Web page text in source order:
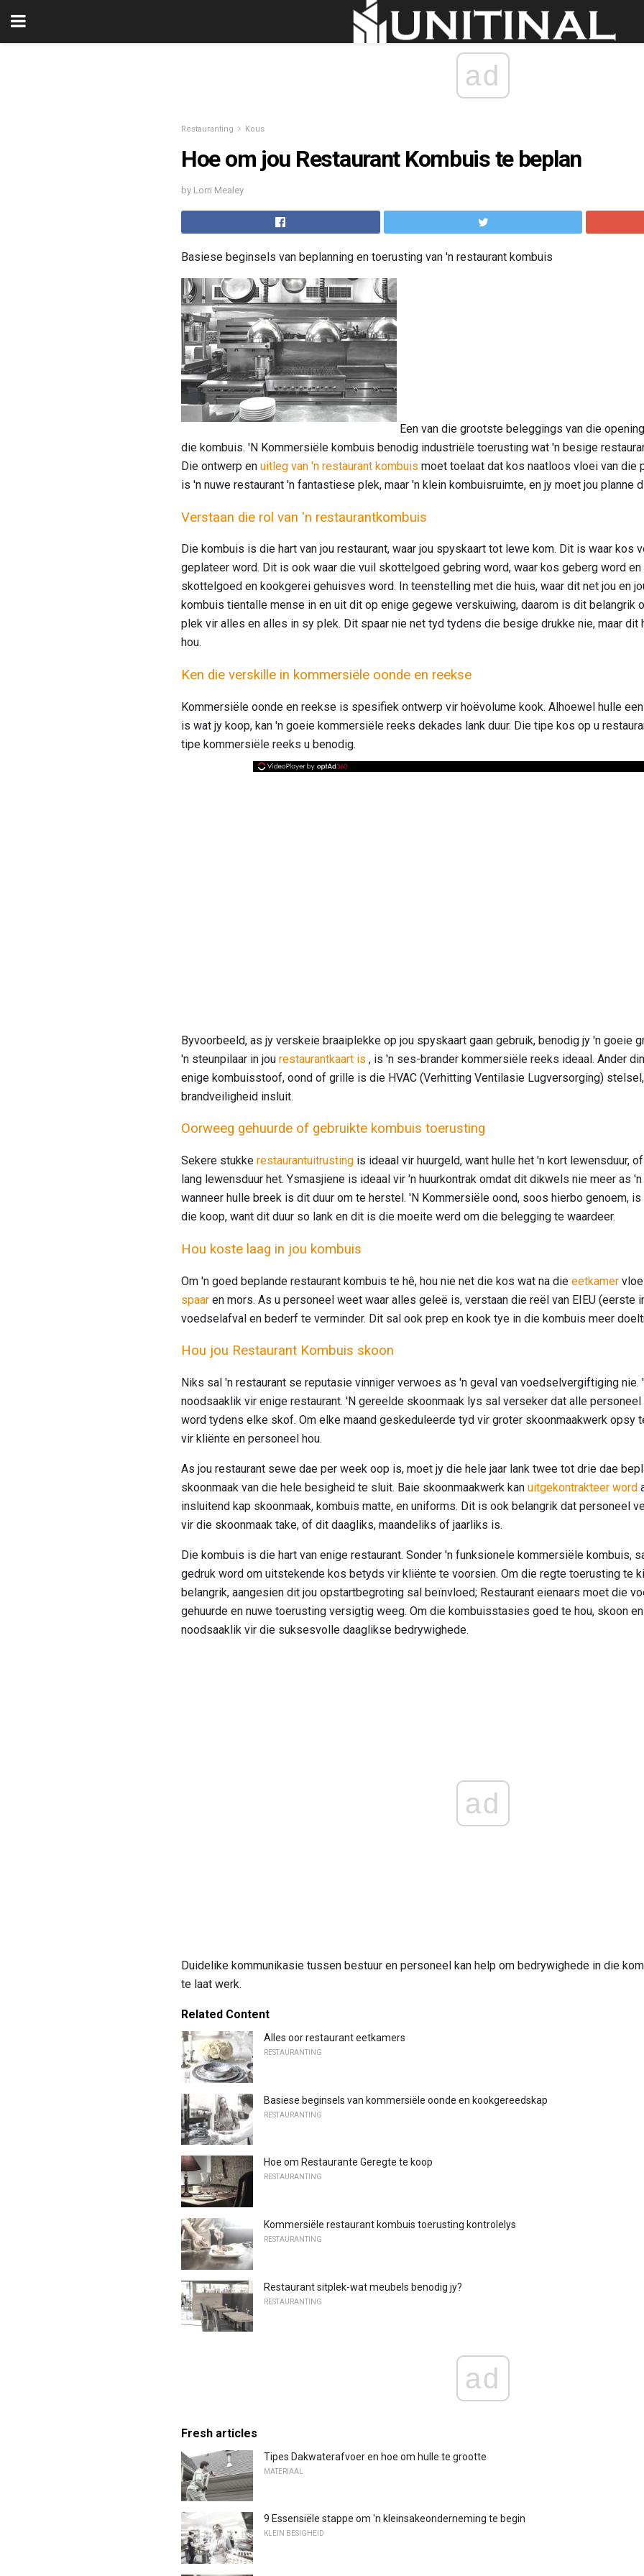
ad
Restauranting Kous
Hoe om jou Restaurant Kombuis te beplan
by Lorri Mealey
Basiese beginsels van beplanning en toerusting van 'n restaurant kombuis
Een van die grootste beleggings van die
die kombuis. 'N Kommersiële kombuis benodig industriële toerusting wat 'n besige
Die ontwerp en uitleg van 'n restaurant kombuis moet toelaat dat kos naatloos vloei van die
is 'n nuwe restaurant 'n fantastiese plek, maar 'n klein kombuisruimte, en jy moet jou planne
Verstaan ​​die rol van 'n restaurantkombuis
Die kombuis is die hart van jou restaurant, waar jou spyskaart tot lewe kom. Dit is waar kos
geplateer word. Dit is ook waar die vuil skottelgoed gebring word, waar kos geberg word en
skottelgoed en kookgerei gehuisves word. In teenstelling met die huis, waar dit net jou en
kombuis tientalle mense in en uit dit op enige gegewe verskuiwing, daarom is dit belangrik
plek vir alles en alles in sy plek. Dit spaar nie net tyd tydens die besige drukke nie, maar
hou.
Ken die verskille in kommersiële oonde en reekse
Kommersiële oonde en reekse is spesifiek ontwerp vir hoëvolume kook. Alhoewel hulle
is wat jy koop, kan 'n goeie kommersiële reeks dekades lank duur. Die tipe kos op u
tipe kommersiële reeks u benodig.
Byvoorbeeld, as jy verskeie braaiplekke op jou spyskaart gaan gebruik, benodig jy 'n goeie
'n steunpilaar in jou restaurantkaart is , is 'n ses-brander kommersiële reeks ideaal. Ander
enige kombuisstoof, oond of grille is die HVAC (Verhitting Ventilasie Lugversorging)
brandveiligheid insluit.
Oorweeg gehuurde of gebruikte kombuis toerusting
Sekere stukke restaurantuitrusting is ideaal vir huurgeld, want hulle het 'n kort lewensduur,
lang lewensduur het. Ysmasjiene is ideaal vir 'n huurkontrak omdat dit dikwels nie meer as 'n
wanneer hulle breek is dit duur om te herstel. 'N Kommersiële oond, soos hierbo genoem,
die koop, want dit duur so lank en dit is die moeite werd om die belegging te waardeer.
Hou koste laag in jou kombuis
Om 'n goed beplande restaurant kombuis te hê, hou nie net die kos wat na die eetkamer
spaar en mors. As u personeel weet waar alles geleë is, verstaan ​​die reël van EIEU (eerste
voedselafval en bederf te verminder. Dit sal ook prep en kook tye in die kombuis meer
Hou jou Restaurant Kombuis skoon
Niks sal 'n restaurant se reputasie vinniger verwoes as 'n geval van voedselvergiftiging nie.
noodsaaklik vir enige restaurant. 'N gereelde skoonmaak lys sal verseker dat alle
word tydens elke skof. Om elke maand geskeduleerde tyd vir groter skoonmaakwerk opsy
vir kliënte en personeel hou.
As jou restaurant sewe dae per week oop is, moet jy die hele jaar lank twee tot drie dae
skoonmaak van die hele besigheid te sluit. Baie skoonmaakwerk kan uitgekontrakteer word
insluitend kap skoonmaak, kombuis matte, en uniforms. Dit is ook belangrik dat personeel
vir die skoonmaak take, of dit daagliks, maandeliks of jaarliks ​​is.
Die kombuis is die hart van enige restaurant. Sonder 'n funksionele kommersiële kombuis,
gedruk word om uitstekende kos betyds vir kliënte te voorsien. Om die regte toerusting te
belangrik, aangesien dit jou opstartbegroting sal beïnvloed; Restaurant eienaars moet die
gehuurde en nuwe toerusting versigtig weeg. Om die kombuisstasies goed te hou, skoon
noodsaaklik vir die suksesvolle daaglikse bedrywighede.
ad
Duidelike kommunikasie tussen bestuur en personeel kan help om bedrywighede in die
te laat werk.
Related Content
Alles oor restaurant eetkamers
RESTAURANTING
Basiese beginsels van kommersiële oonde en kookgereedskap
RESTAURANTING
Hoe om Restaurante Geregte te koop
RESTAURANTING
Kommersiële restaurant kombuis toerusting kontrolelys
RESTAURANTING
Restaurant sitplek-wat meubels benodig jy?
RESTAURANTING
ad
Fresh articles
Tipes Dakwaterafvoer en hoe om hulle te grootte
MATERIAAL
9 Essensiële stappe om 'n kleinsakeonderneming te begin
KLEIN BESIGHEID